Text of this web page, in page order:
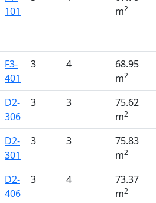
101
m2
F3-
401
3 4
68.95
m2
D2-
306
3 3
75.62
m2
D2-
301
3 3
75.83
m2
D2-
406
3 4
73.37
m2